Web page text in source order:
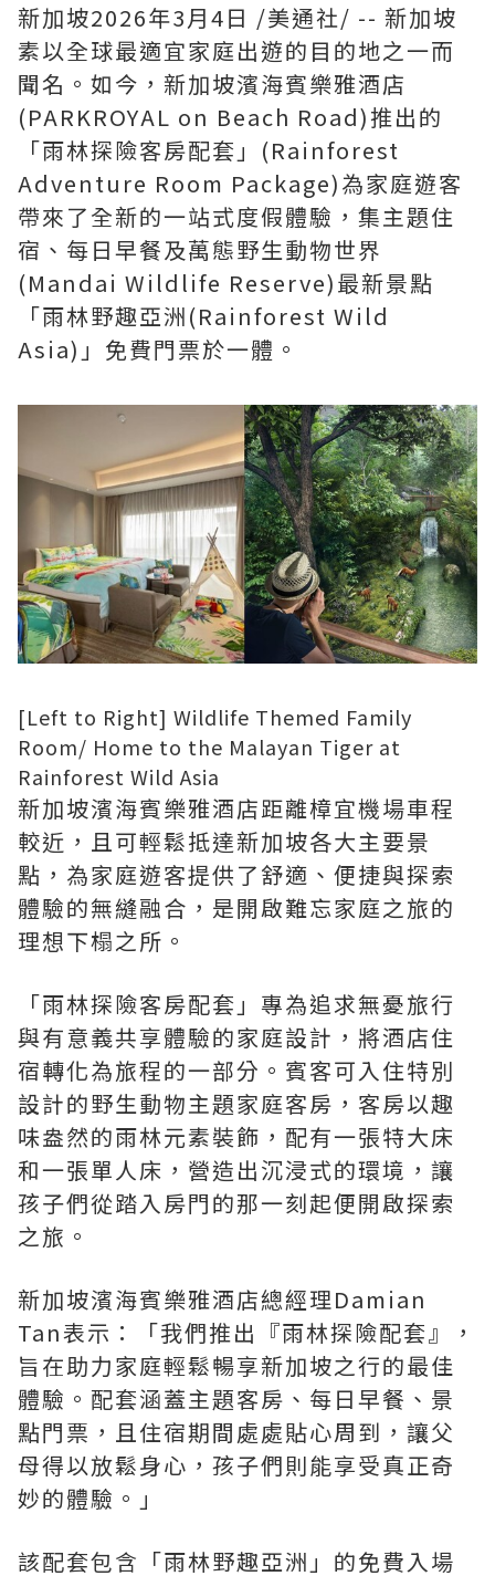
新加坡2026年3月4日 /美通社/ -- 新加坡
素以全球最適宜家庭出遊的目的地之一而
聞名。如今，新加坡濱海賓樂雅酒店
(PARKROYAL on Beach Road)推出的
「雨林探險客房配套 」(Rainforest
Adventure Room Package)為家庭遊客
帶來了全新的一站式度假體驗，集主題住
宿、每日早餐及萬態野生動物世界
(Mandai Wildlife Reserve)最新景點
「雨林野趣亞洲(Rainforest Wild
Asia)」免費門票於一體。
[Left to Right] Wildlife Themed Family
Room/ Home to the Malayan Tiger at
Rainforest Wild Asia
新加坡濱海賓樂雅酒店距離樟宜機場車程
較近 ，且可輕鬆抵達新加坡各大主要景
點，為家庭遊客提供了舒適、便捷與探索
體驗的無縫融合，是開啟難忘家庭之旅的
理想下榻之所。
「雨林探險客房配套 」專為追求無憂旅行
與有意義共享體驗的家庭設計，將酒店住
宿轉化為旅程的一部分。賓客可入住特別
設計的野生動物主題家庭客房，客房以趣
味盎然的雨林元素裝飾，配有一張特大床
和一張單人床，營造出沉浸式的環境，讓
孩子們從踏入房門的那一刻起便開啟探索
之旅。
新加坡濱海賓樂雅酒店總經理Damian
Tan表示：「我們推出『雨林探險配套』，
旨在助力家庭輕鬆暢享新加坡之行的最佳
體驗。 配套涵蓋主題客房、每日早餐、景
點門票，且住宿期間處處貼心周到，讓父
母得以放鬆身心，孩子們則能享受真正奇
妙的體驗。」
該配套包含「雨林野趣亞洲」的免費入場